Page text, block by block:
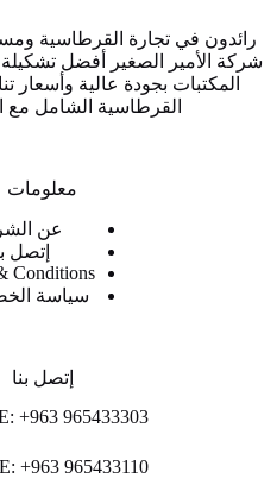
رائدون في تجارة القرطاسية
شركة الأمير الصغير أفضل
المكتبات بجودة عالية وأسعار
القرطاسية الشامل مع
معلومات
عن
إتصل
Conditions
سياسة
إتصل بنا
+963 965433303
+963 965433110